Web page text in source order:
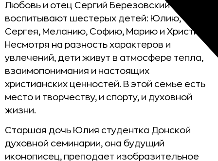
Любовь и отец Сергий Березовский
воспитывают шестерых детей: Юлию,
Сергея, Меланию, Софию, Марию и Христину.
Несмотря на разность характеров и
увлечений, дети живут в атмосфере тепла,
взаимопонимания и настоящих
христианских ценностей. В этой семье есть
место и творчеству, и спорту, и духовной
жизни.
Старшая дочь Юлия студентка Донской
духовной семинарии, она будущий
иконописец, преподает изобразительное